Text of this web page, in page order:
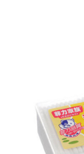
點心 / 食材
生鮮 / 蔬果